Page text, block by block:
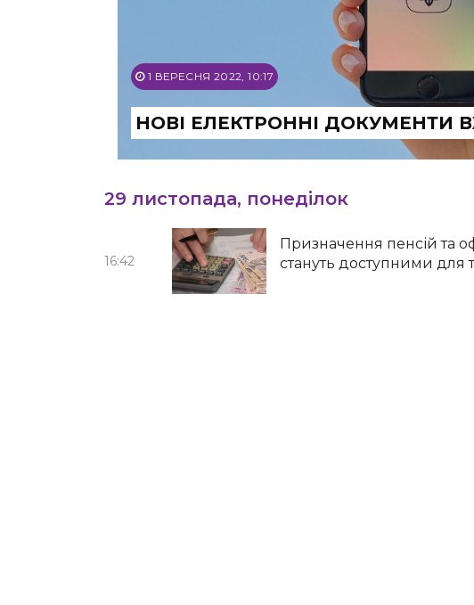
1 ВЕРЕСНЯ 2022, 10:17
НОВІ ЕЛЕКТРОННІ ДОКУМЕНТИ
29 листопада, понеділок
16:42
Призначення пенсій та
стануть доступними для